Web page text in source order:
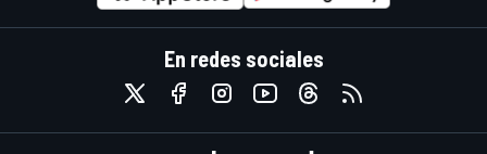
En redes sociales